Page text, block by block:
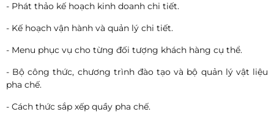
- Phát thảo kế hoạch kinh doanh chi tiết.
- Kế hoạch vận hành và quản lý chi tiết.
- Menu phục vụ cho từng đối tượng khách hàng cụ thể.
- Bộ công thức, chương trình đào tạo và bộ quản lý vật liệu
pha chế.
- Cách thức sắp xếp quầy pha chế.